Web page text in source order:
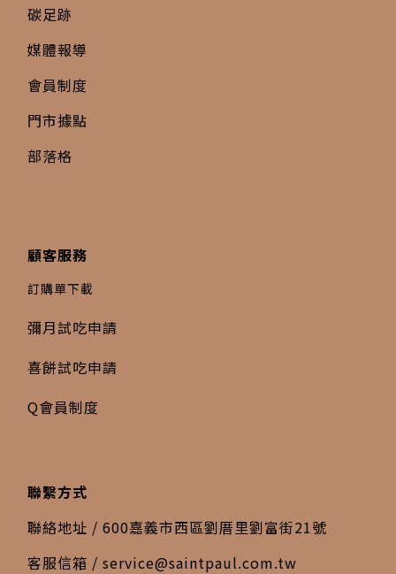
碳足跡
媒體報導
會員制度
門市據點
部落格
顧客服務
訂購單下載
彌月試吃申請
喜餅試吃申請
Q會員制度
聯繫方式
聯絡地址 / 600嘉義市西區劉厝里劉富街21號
客服信箱 / service@saintpaul.com.tw